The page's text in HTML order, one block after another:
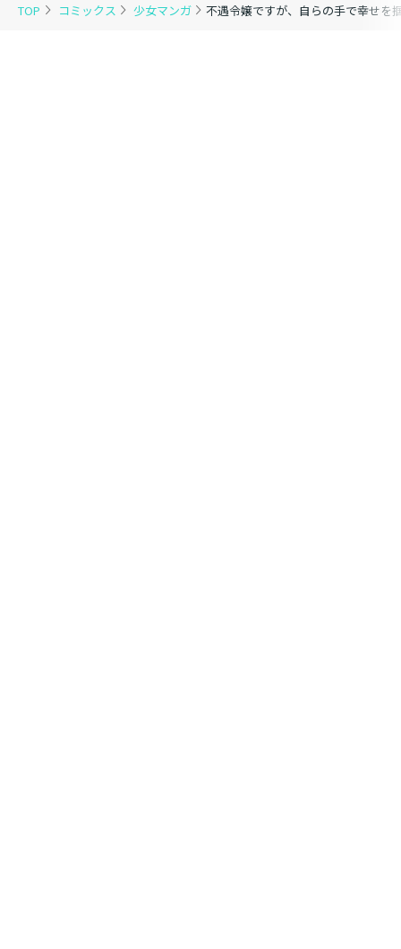
TOP コミックス 少女マンガ 不遇令嬢ですが、自らの手で幸せを